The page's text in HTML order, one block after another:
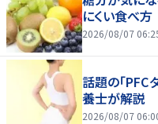
にくい食べ方
2026/08/07
話題の「PFC
養士が解説
2026/08/07